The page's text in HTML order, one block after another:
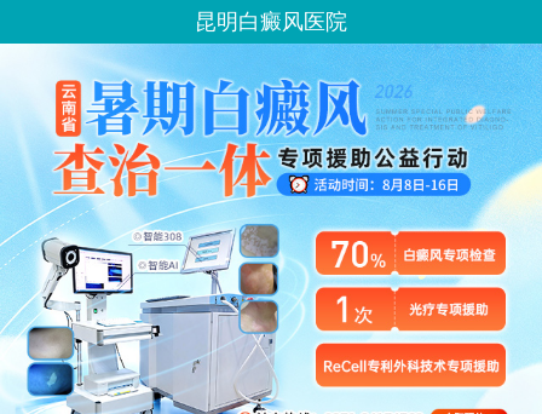
昆明白癜风医院